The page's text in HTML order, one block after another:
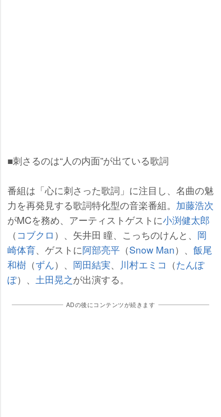
■刺さるのは“人の内面”が出ている歌詞
番組は「心に刺さった歌詞」に注目し、名曲の魅
力を再発見する歌詞特化型の音楽番組。 加藤浩次
がMCを務め、アーティストゲストに小渕健太郎
（ コブクロ ）、矢井田 瞳、こっちのけんと、 岡
崎体育、ゲストに阿部亮平 （Snow Man）、 飯尾
和樹 （ずん）、 岡田結実、 川村エミコ （たんぽ
ぽ）、 土田晃之が出演する。
ADの後にコンテンツが続きます